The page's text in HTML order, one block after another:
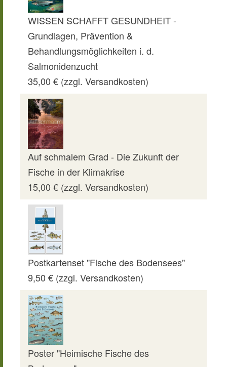
WISSEN SCHAFFT GESUNDHEIT -
Grundlagen, Prävention &
Behandlungsmöglichkeiten i. d.
Salmonidenzucht
35,00 € (zzgl. Versandkosten)
Auf schmalem Grad - Die Zukunft der
Fische in der Klimakrise
15,00 € (zzgl. Versandkosten)
Postkartenset "Fische des Bodensees"
9,50 € (zzgl. Versandkosten)
Poster "Heimische Fische des